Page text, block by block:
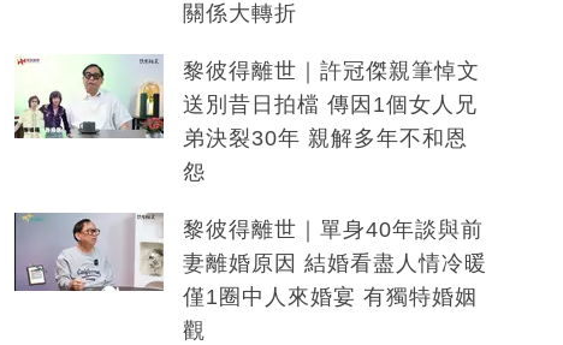
關係大轉折
黎彼得離世｜許冠傑親筆悼文
送別昔日拍檔 傳因1個女人兄
弟決裂30年 親解多年不和恩
怨
黎彼得離世｜單身40年談與前
妻離婚原因 結婚看盡人情冷暖
僅1圈中人來婚宴 有獨特婚姻
觀